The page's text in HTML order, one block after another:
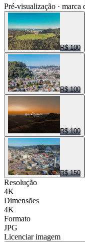
Pré-visualização · marca
R$ 100
R$ 100
R$ 100
R$ 150
Resolução
4K
Dimensões
4K
Formato
JPG
Licenciar imagem